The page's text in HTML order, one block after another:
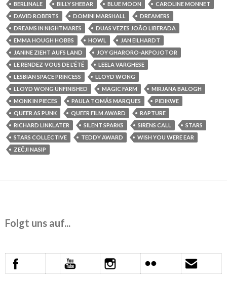
BERLINALE
BILLY SHEBAR BLUE MOON
CAROLINE MONNET
DAVID ROBERTS
DOMINI MARSHALL
DREAMERS
DREAMS IN NIGHTMARES
DUAS VEZES JOÃO LIBERADA
EMMA HOUGH HOBBS
HOWL
JAN EILHARDT
JANINE ZIEHT AUFS LAND
JOY GHARORO-AKPOJOTOR
LE RENDEZ-VOUS DE L'ÉTÉ
LEELA VARGHESE
LESBIAN SPACE PRINCESS
LLOYD WONG
LLOYD WONG UNFINISHED
MAGIC FARM
MIRJANA BALOGH
MONK IN PIECES
PAULA TOMÁS MARQUES
PIDIKWE
QUEER AS PUNK
QUEER FILM AWARD
RAPTURE
RICHARD LINKLATER
SILENT SPARKS SIRENS CALL
STARS
STARS COLLECTIVE
TEDDY AWARD
WISH YOU WERE EAR
ZEČJI NASIP
Folgt uns auf...